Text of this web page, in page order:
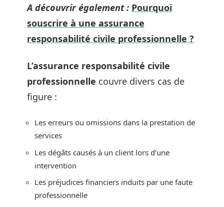
A découvrir également : Pourquoi
souscrire à une assurance
responsabilité civile professionnelle ?
L’assurance responsabilité civile
professionnelle couvre divers cas de
figure :
Les erreurs ou omissions dans la prestation de
services
Les dégâts causés à un client lors d’une
intervention
Les préjudices financiers induits par une faute
professionnelle